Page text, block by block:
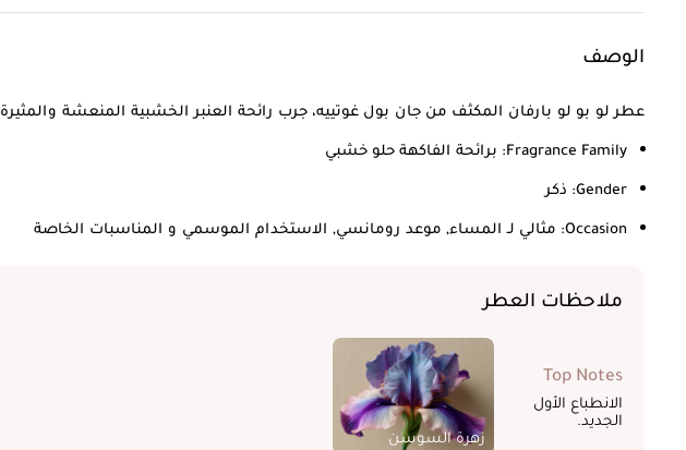
الوصف
عطر لو بو لو بارفان المكثف من جان بول غوتييه، جرب رائحة العنبر الخشبية المنعشة والمثيرة
ملاحظات العطر
Top Notes
الانطباع الأول
الجديد.
زهرة السوسن
Fragrance Family: برائحة الفاكهة حلو خشبي
Gender: ذكر
Occasion: مثالي لـ المساء, موعد رومانسي, الاستخدام الموسمي و المناسبات الخاصة